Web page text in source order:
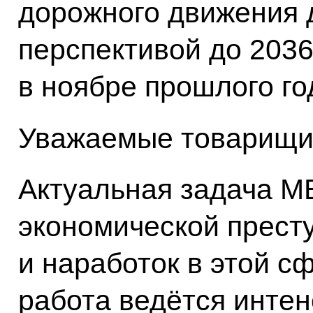
дорожного движения
перспективой до
в ноябре прошлого
Уважаемые
Актуальная задача
экономической
и наработок в этой
работа ведётся